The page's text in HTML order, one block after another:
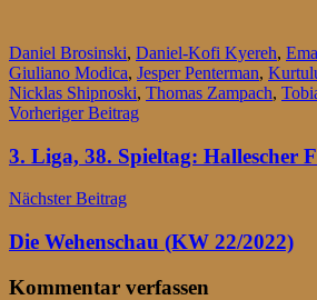
Daniel Brosinski, Daniel-Kofi Kyereh,
Giuliano Modica, Jesper Penterman,
Nicklas Shipnoski, Thomas Zampach,
Beitragsnavigation
Vorheriger Beitrag
3. Liga, 38. Spieltag: Hallescher
Nächster Beitrag
Die Wehenschau (KW 22/2022)
Kommentar verfassen